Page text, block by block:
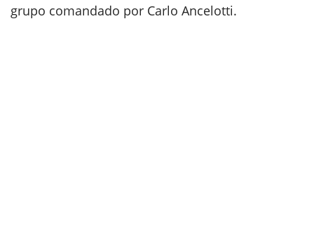
grupo comandado por Carlo Ancelotti.